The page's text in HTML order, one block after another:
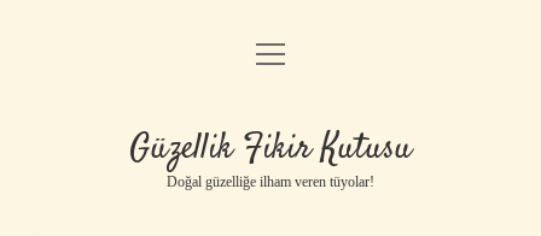
Anasayfa
Yasal Uyarı
menüyü
Güzellik Fikir Kutusu
Doğal güzelliğe ilham veren tüyolar!